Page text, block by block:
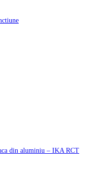
din aluminiu – IKA RCT